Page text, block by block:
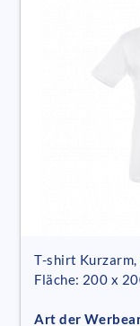
T-shirt
Fläche: 200 x
Art der